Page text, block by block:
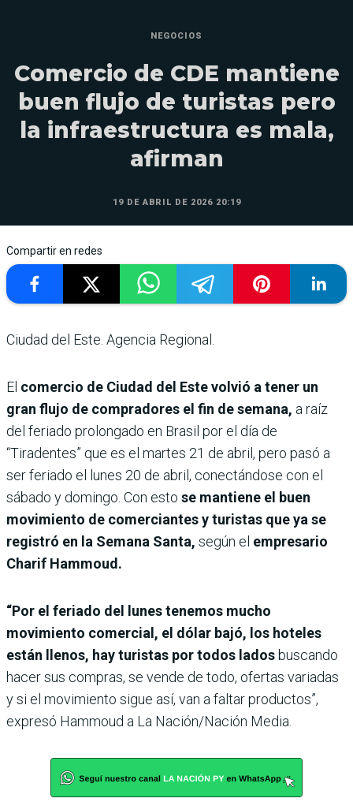
NEGOCIOS
Comercio de CDE mantiene
buen flujo de turistas pero
la infraestructura es mala,
afirman
19 DE ABRIL DE 2026 20:19
Compartir en redes
Ciudad del Este. Agencia Regional.
El comercio de Ciudad del Este volvió a tener un
gran flujo de compradores el fin de semana, a raíz
del feriado prolongado en Brasil por el día de
“Tiradentes” que es el martes 21 de abril, pero pasó a
ser feriado el lunes 20 de abril, conectándose con el
sábado y domingo. Con esto se mantiene el buen
movimiento de comerciantes y turistas que ya se
registró en la Semana Santa, según el empresario
Charif Hammoud.
“Por el feriado del lunes tenemos mucho
movimiento comercial, el dólar bajó, los hoteles
están llenos, hay turistas por todos ladosbuscando
hacer sus compras, se vende de todo, ofertas variadas
y si el movimiento sigue así, van a faltar productos”,
expresó Hammoud a La Nación/Nación Media.